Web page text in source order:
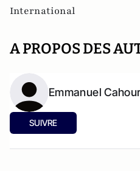
International
A PROPOS DES
Emmanuel
SUIVRE